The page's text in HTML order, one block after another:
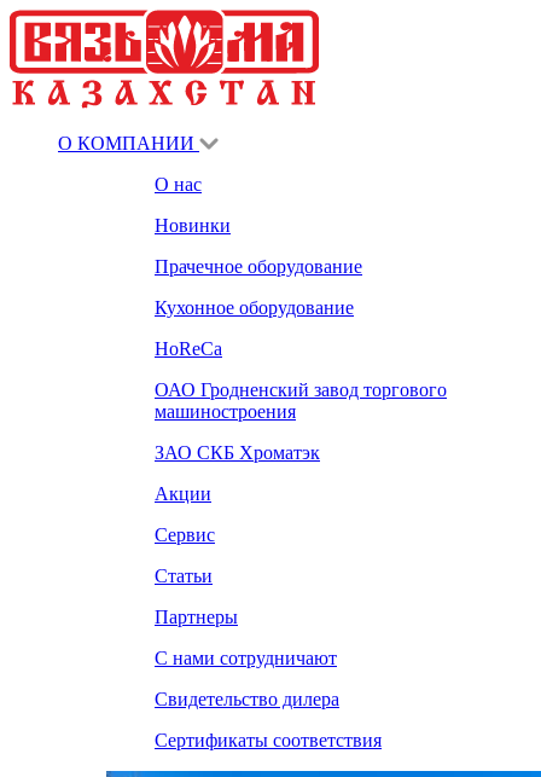
О КОМПАНИИ
О нас
Новинки
Прачечное оборудование
Кухонное оборудование
HoReCa
ОАО Гродненский завод торгового
машиностроения
ЗАО СКБ Хроматэк
Акции
Сервис
Статьи
Партнеры
С нами сотрудничают
Свидетельство дилера
Сертификаты соответствия